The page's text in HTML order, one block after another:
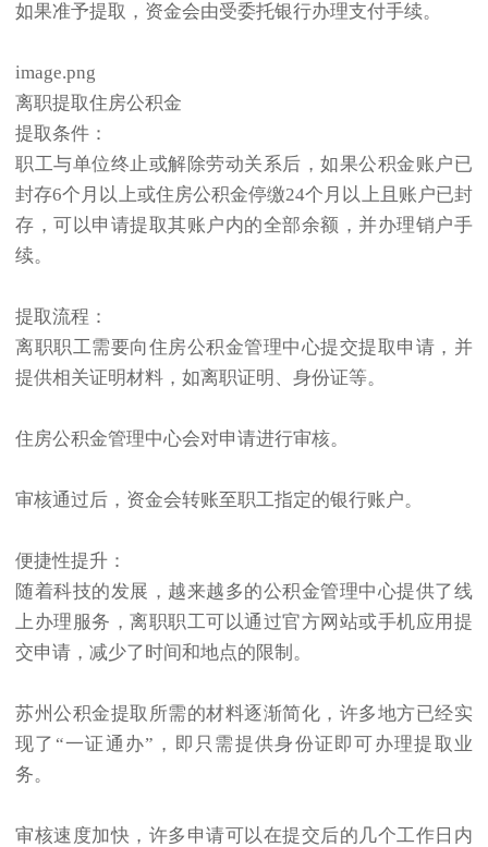
如果准予提取，资金会由受委托银行办理支付手续。
image.png
离职提取住房公积金
提取条件：
职工与单位终止或解除劳动关系后，如果公积金账户已
封存6个月以上或住房公积金停缴24个月以上且账户已封
存，可以申请提取其账户内的全部余额，并办理销户手
续。
提取流程：
离职职工需要向住房公积金管理中心提交提取申请，并
提供相关证明材料，如离职证明、身份证等。
住房公积金管理中心会对申请进行审核。
审核通过后，资金会转账至职工指定的银行账户。
便捷性提升：
随着科技的发展，越来越多的公积金管理中心提供了线
上办理服务，离职职工可以通过官方网站或手机应用提
交申请，减少了时间和地点的限制。
苏州公积金提取 所需的材料逐渐简化，许多地方已经实
现了“一证通办”，即只需提供身份证即可办理提取业
务。
审核速度加快，许多申请可以在提交后的几个工作日内